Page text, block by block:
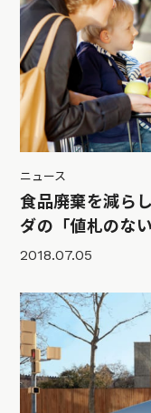
ニュース
食品廃棄を減ら
ダの「値札のな
2018.07.05